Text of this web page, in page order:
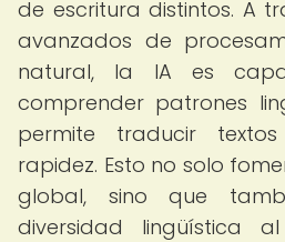
de escritura distintos. A
avanzados de
natural, la IA es
comprender patrones
permite traducir
rapidez. Esto no solo
global, sino que
diversidad lingüística